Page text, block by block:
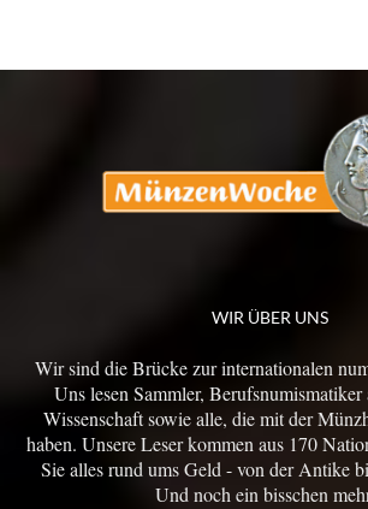
WIR ÜBER UNS
Wir sind die Brücke zur internationalen
Uns lesen Sammler,
Wissenschaft sowie alle, die mit der
haben. Unsere Leser kommen aus 170
Sie alles rund ums Geld - von der Antike
Und noch ein bisschen